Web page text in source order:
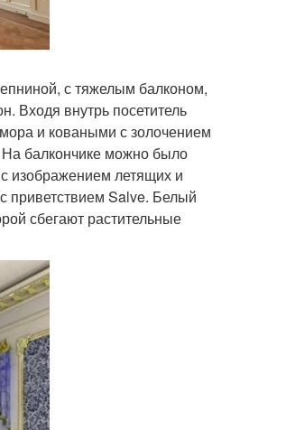
с тяжелым балконом,
Входя внутрь посетитель
и коваными с золочением
балкончике можно было
изображением летящих и
приветствием Salve. Белый
сбегают растительные